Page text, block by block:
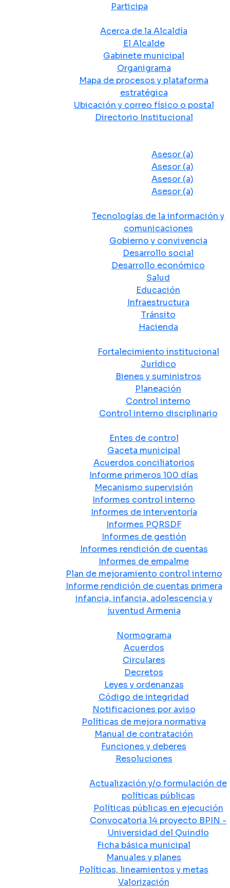
Participa
Acerca de la Alcaldía
El Alcalde
Gabinete municipal
Organigrama
Mapa de procesos y plataforma
estratégica
Ubicación y correo físico o postal
Directorio Institucional
Asesor (a)
Asesor (a)
Asesor (a)
Asesor (a)
Tecnologías de la información y
comunicaciones
Gobierno y convivencia
Desarrollo social
Desarrollo económico
Salud
Educación
Infraestructura
Tránsito
Hacienda
Fortalecimiento institucional
Jurídico
Bienes y suministros
Planeación
Control interno
Control interno disciplinario
Entes de control
Gaceta municipal
Acuerdos conciliatorios
Informe primeros 100 días
Mecanismo supervisión
Informes control interno
Informes de interventoría
Informes PQRSDF
Informes de gestión
Informes rendición de cuentas
Informes de empalme
Plan de mejoramiento control interno
Informe rendición de cuentas primera
infancia, infancia, adolescencia y
juventud Armenia
Normograma
Acuerdos
Circulares
Decretos
Leyes y ordenanzas
Código de integridad
Notificaciones por aviso
Políticas de mejora normativa
Manual de contratación
Funciones y deberes
Resoluciones
Actualización y/o formulación de
políticas públicas
Políticas públicas en ejecución
Convocatoria 14 proyecto BPIN -
Universidad del Quindío
Ficha básica municipal
Manuales y planes
Políticas, lineamientos y metas
Valorización